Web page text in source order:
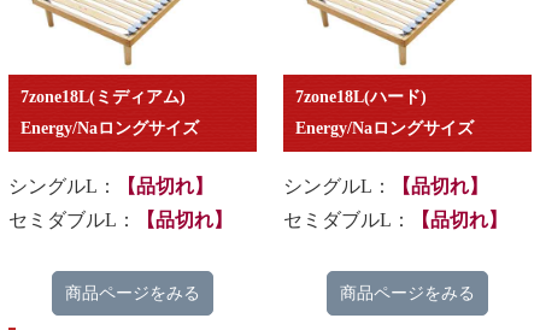
7zone18L(ミディアム)
Energy/Naロングサイズ
シングルL：
【品切れ】
セミダブルL：
【品切れ】
商品ページをみる
7zone18L(ハード)
Energy/Naロングサイズ
シングルL：
【品切れ】
セミダブルL：
【品切れ】
商品ページをみる